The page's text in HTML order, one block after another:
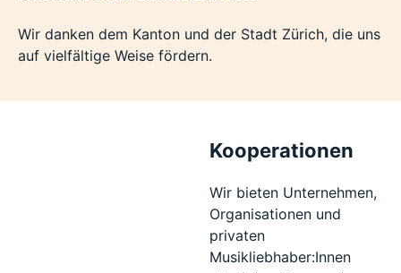
Wir danken dem Kanton und der Stadt Zürich, die uns
auf vielfältige Weise fördern.
Kooperationen
Wir bieten Unternehmen,
Organisationen und
privaten
Musikliebhaber:Innen